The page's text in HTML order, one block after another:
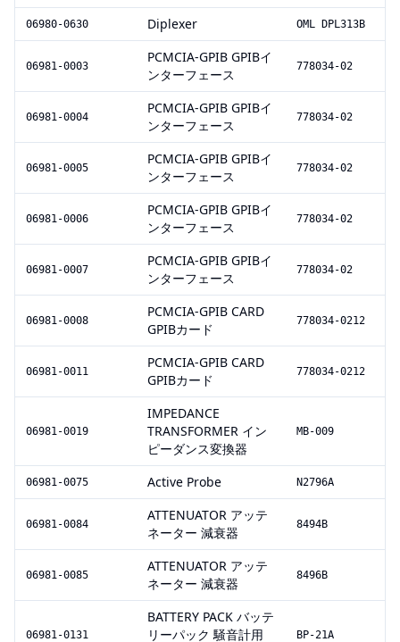
06980-0630 Diplexer OML DPL313B
06981-0003
PCMCIA-GPIB GPIBイ
ンターフェース
778034-02
06981-0004
PCMCIA-GPIB GPIBイ
ンターフェース
778034-02
06981-0005
PCMCIA-GPIB GPIBイ
ンターフェース
778034-02
06981-0006
PCMCIA-GPIB GPIBイ
ンターフェース
778034-02
06981-0007
PCMCIA-GPIB GPIBイ
ンターフェース
778034-02
06981-0008
PCMCIA-GPIB CARD
GPIBカード
778034-0212
06981-0011
PCMCIA-GPIB CARD
GPIBカード
778034-0212
06981-0019
IMPEDANCE
TRANSFORMER イン
ピーダンス変換器
MB-009
06981-0075 Active Probe N2796A
06981-0084
ATTENUATOR アッテ
ネーター 減衰器
8494B
06981-0085
ATTENUATOR アッテ
ネーター 減衰器
8496B
06981-0131
BATTERY PACK バッテ
リーパック 騒音計用
BP-21A